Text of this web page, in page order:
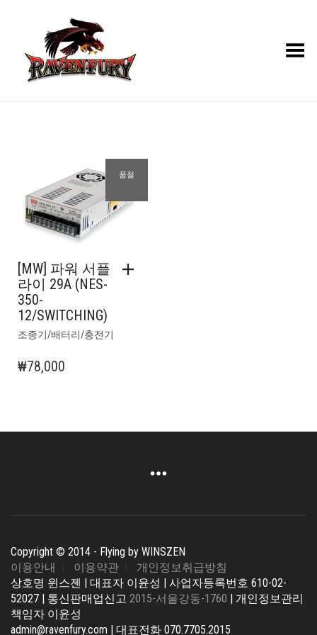
Toggle Menu
품절
[MW] 파워 서플
라이 29A (NES-
350-
12/SWITCHING)
조종기/배터리/충전기
₩78,000
Copyright © 2014 - Flying by WINSZEN
이용안내
이용약관
개인정보취급방침
상호명 윈스젠 | 대표자 이윤성 | 사업자등록번호 610-02-
52027 | 통신판매업신고 2015-서울강동-1760 | 개인정보관리
책임자 이윤성
admin@ravenfury.com | 대표전화 070.7705.2015